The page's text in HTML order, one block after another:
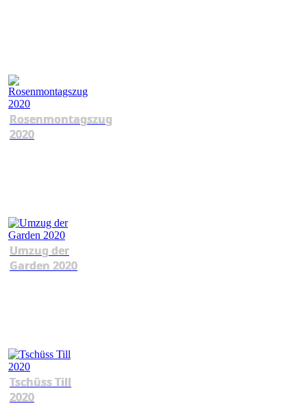
Rosenmontagszug
2020
Umzug der
Garden 2020
Tschüss Till
2020